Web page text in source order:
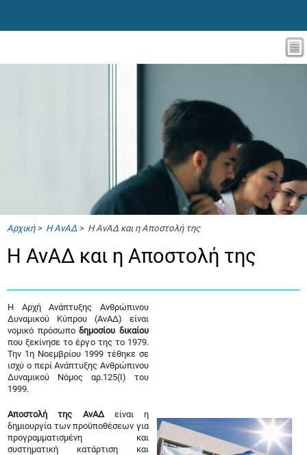
Αρχική> Η ΑνΑΔ > Η ΑνΑΔ και η Αποστολή της
Η ΑνΑΔ και η Αποστολή της
Η Αρχή Ανάπτυξης Ανθρώπινου
Δυναμικού Κύπρου (ΑνΑΔ) είναι
νομικό πρόσωποδημοσίου δικαίου
που ξεκίνησε το έργο της το 1979.
Την 1η Νοεμβρίου 1999 τέθηκε σε
ισχύ ο περί Ανάπτυξης Ανθρώπινου
Δυναμικού Νόμος αρ.125(Ι) του
1999.
Αποστολή της ΑνΑΔείναι η
δημιουργία των προϋποθέσεων για
προγραμματισμένη και
συστηματική κατάρτιση και